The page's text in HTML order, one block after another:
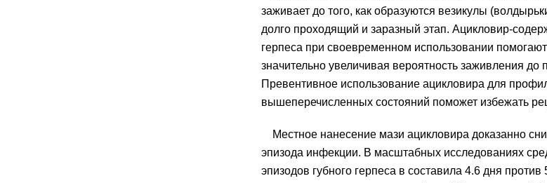
заживает до того, как образуются везикулы
долго проходящий и заразный этап. Ацикловир-
герпеса при своевременном использовании
значительно увеличивая вероятность заживления до
Превентивное использование ацикловира для
вышеперечисленных состояний поможет избежать
Местное нанесение мази ацикловира доказанно
эпизода инфекции. В масштабных исследованиях
эпизодов губного герпеса в составила 4.6 дня против